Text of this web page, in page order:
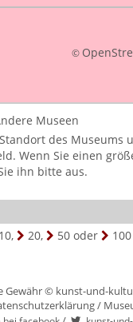
©
Museen
des Museums
Wenn Sie einen
ihn bitte aus.
10, 20, 50 oder 100
Gewähr © kunst-und-
/